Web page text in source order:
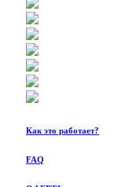
Как это работает?
FAQ